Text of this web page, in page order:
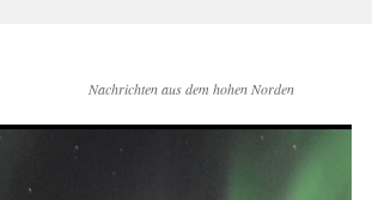
Nachrichten aus dem hohen Norden